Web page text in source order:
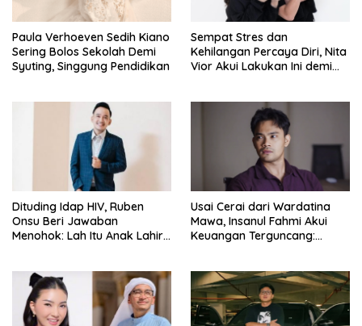
Paula Verhoeven Sedih Kiano
Sering Bolos Sekolah Demi
Syuting, Singgung Pendidikan
Sempat Stres dan
Kehilangan Percaya Diri, Nita
Vior Akui Lakukan Ini demi
Dituding Idap HIV, Ruben
Onsu Beri Jawaban
Menohok: Lah Itu Anak Lahir
Usai Cerai dari Wardatina
Mawa, Insanul Fahmi Akui
Keuangan Terguncang: